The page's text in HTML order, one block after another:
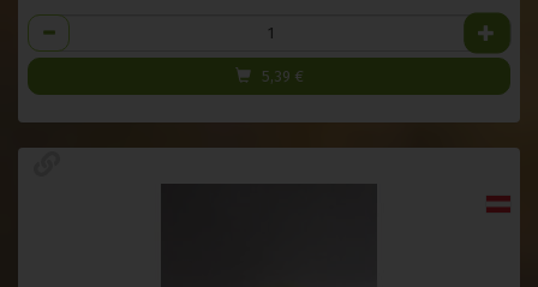
Anzahl
5,39 €